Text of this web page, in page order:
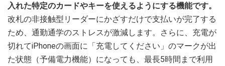
入れた特定のカードやキーを使えるようにする機能です。
改札の非接触型リーダーにかざすだけで支払いが完了する
ため、通勤通学のストレスが激減します。さらに、充電が
切れてiPhoneの画面に「充電してください」のマークが出
た状態（予備電力機能）になっても、最長5時間まで利用